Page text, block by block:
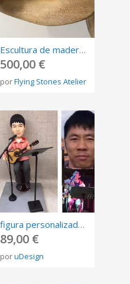
Escultura de madera - Introspeccion
500,00 €
porFlying Stones Atelier
figura personalizada de fotos, 3D retrato Biscuit, muñeca de arte mini me personalizada
89,00 €
poruDesign